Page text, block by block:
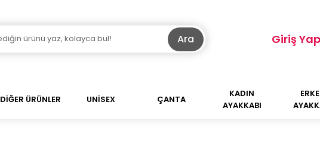
Ara Giriş Yap
DİĞER ÜRÜNLER UNİSEX ÇANTA
KADIN
AYAKKABI